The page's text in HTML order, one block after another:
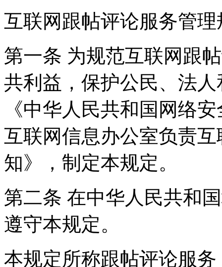
互联网跟帖评论服务管理
第一条 为规范互联网跟
共利益，保护公民、法
《中华人民共和国网络
互联网信息办公室负责
知》，制定本规定。
第二条 在中华人民共和
遵守本规定。
本规定所称跟帖评论服